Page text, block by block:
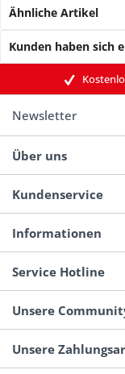
Ähnliche Artikel
Kunden haben sich
Newsletter
Über uns
Kundenservice
Informationen
Service Hotline
Unsere
Unsere